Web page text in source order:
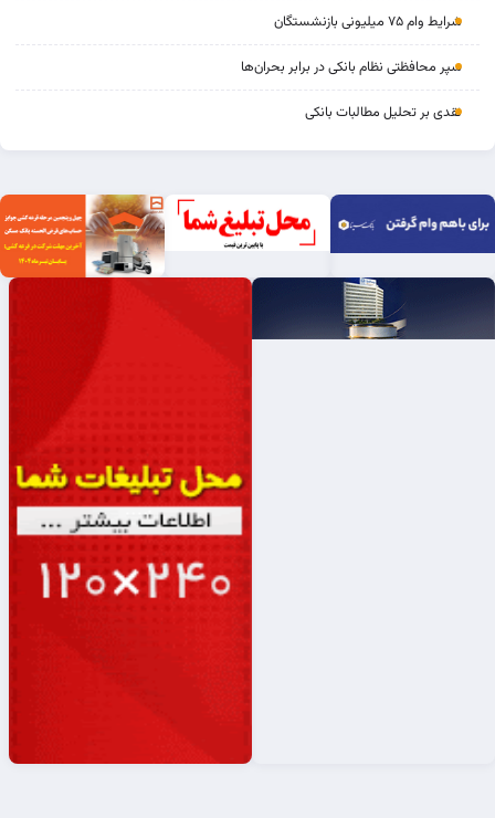
شرایط وام ۷۵ میلیونی بازنشستگان
سپر محافظتی نظام بانکی در برابر بحران‌ها
نقدی بر تحلیل مطالبات بانکی